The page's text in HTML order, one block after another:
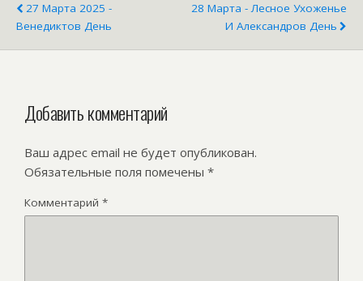
27 Марта 2025 -
Венедиктов День
28 Марта - Лесное Ухоженье
И Александров День
Добавить комментарий
Ваш адрес email не будет опубликован.
Обязательные поля помечены *
Комментарий *